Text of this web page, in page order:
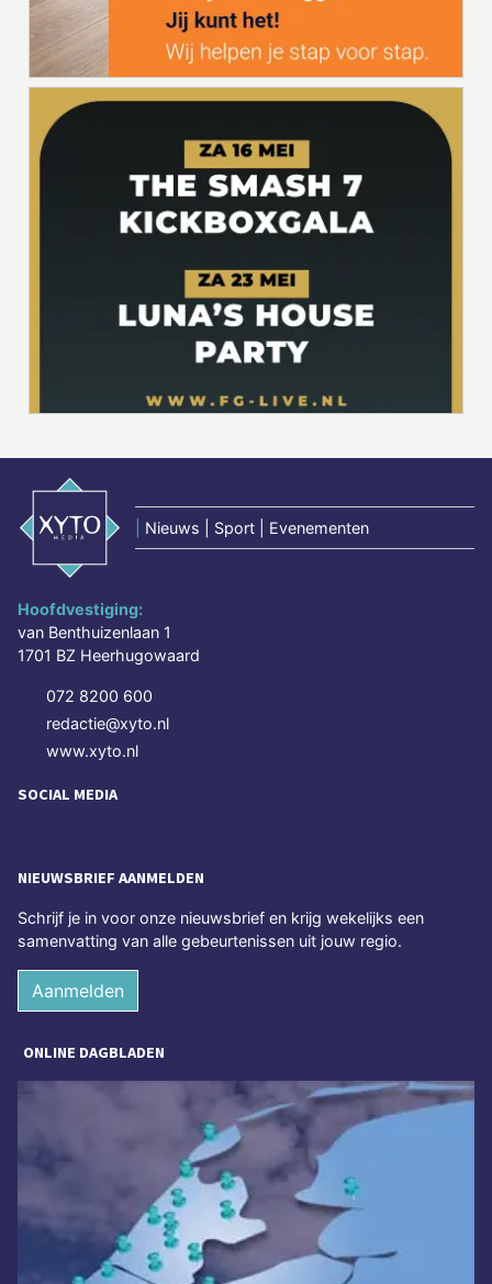
Nieuws | Sport | Evenementen
Hoofdvestiging:
van Benthuizenlaan 1
1701 BZ Heerhugowaard
072 8200 600
redactie@xyto.nl
www.xyto.nl
SOCIAL MEDIA
NIEUWSBRIEF AANMELDEN
Schrijf je in voor onze nieuwsbrief en krijg wekelijks een
samenvatting van alle gebeurtenissen uit jouw regio.
Aanmelden
ONLINE DAGBLADEN